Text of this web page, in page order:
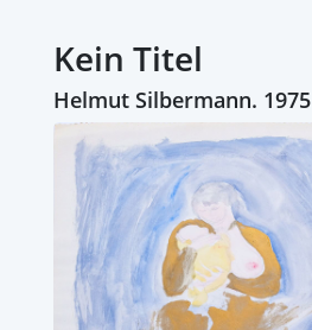
Kein Titel
Helmut Silbermann. 1975